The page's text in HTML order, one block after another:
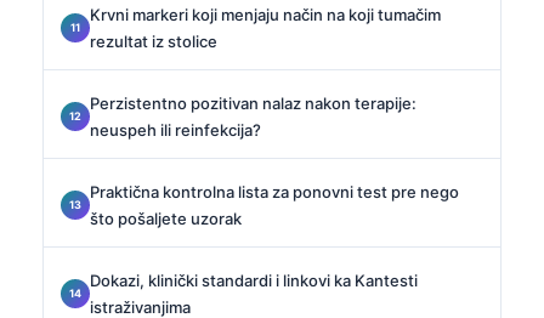
Krvni markeri koji menjaju način na koji tumačim
rezultat iz stolice
Perzistentno pozitivan nalaz nakon terapije:
neuspeh ili reinfekcija?
Praktična kontrolna lista za ponovni test pre nego
što pošaljete uzorak
Dokazi, klinički standardi i linkovi ka Kantesti
istraživanjima